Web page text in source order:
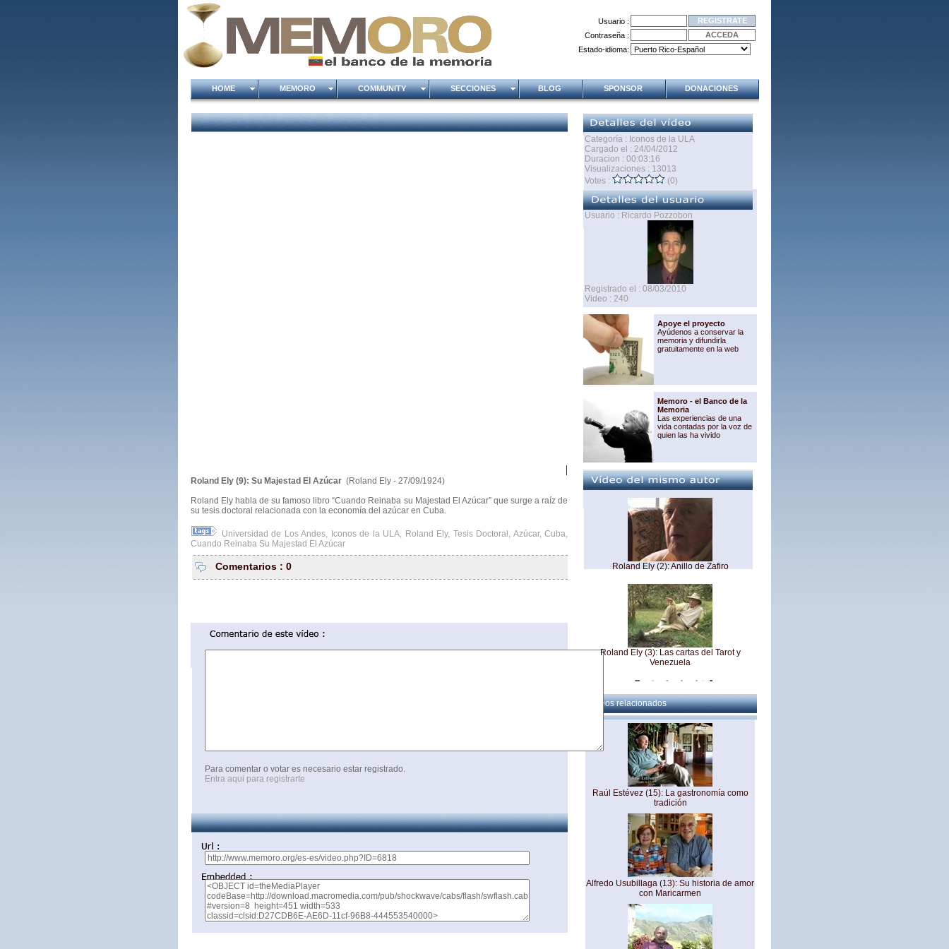
Usuario :
Contraseña :
Estado-idioma:
HOME MEMORO COMMUNITY SECCIONES BLOG SPONSOR DONACIONES
|
Roland Ely (9): Su Majestad El Azúcar (Roland Ely - 27/09/1924)
Roland Ely habla de su famoso libro “Cuando Reinaba su Majestad El Azúcar” que surge a raíz de
su tesis doctoral relacionada con la economía del azúcar en Cuba.
Universidad de Los Andes, Iconos de la ULA, Roland Ely, Tesis Doctoral , Azúcar,Cuba,
Cuando Reinaba Su Majestad El Azúcar
Comentarios : 0
Para comentar o votar es necesario estar registrado.
Entra aqui para registrarte
Categoría : Iconos de la ULA
Cargado el : 24/04/2012
Duracion : 00:03:16
Visualizaciones : 13013
Votes :
(0)
Usuario : Ricardo Pozzobon
Registrado el : 08/03/2010
Video : 240
Apoye el proyecto
Ayúdenos a conservar la
memoria y difundirla
gratuitamente en la web
Memoro - el Banco de la
Memoria
Las experiencias de una
vida contadas por la voz de
quien las ha vivido
Roland Ely (2): Anillo de Zafiro
Roland Ely (3): Las cartas del Tarot y
Venezuela
Roland Ely (1): Interés por Historia Familiar
Roland Ely (4): En el jardín de su casa
Roland Ely (5): Ely cuenta de las grandes
satisfacciones de su vida (1)
Videos relacionados
Raúl Estévez (15): La gastronomía como
tradición
Alfredo Usubillaga (13): Su historia de amor
con Maricarmen